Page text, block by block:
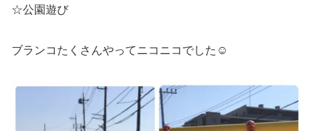
☆公園遊び
ブランコたくさんやってニコニコでした☺